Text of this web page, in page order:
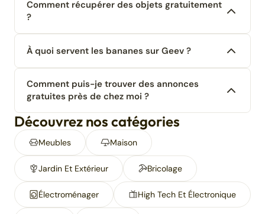
Comment récupérer des objets gratuitement
?
À quoi servent les bananes sur Geev ?
Comment puis-je trouver des annonces
gratuites près de chez moi ?
Découvrez nos catégories
Meubles Maison
Jardin Et Extérieur Bricolage
Électroménager High Tech Et Électronique